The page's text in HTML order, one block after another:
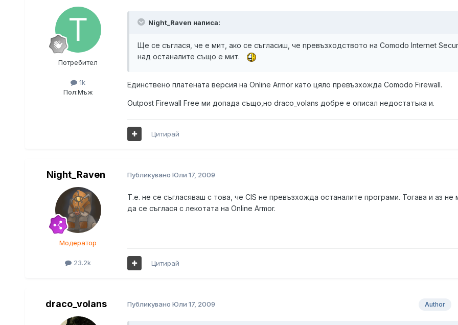
Потребител
1k
Пол:Мъж
Night_Raven написа:
Ще се съглася, че е мит, ако се съгласиш, че превъзходството на Comodo Internet
над останалите също е мит.
Единствено платената версия на Online Armor като цяло превъзхожда Comodo Firewall.
Outpost Firewall Free ми допада също,но draco_volans добре е описал недостатъка и.
Цитирай
Night_Raven
Модератор
23.2k
Публикувано Юли 17, 2009
Т.е. не се съгласяваш с това, че CIS не превъзхожда останалите програми. Тогава и аз не
да се съглася с лекотата на Online Armor.
Цитирай
draco_volans Author
Публикувано Юли 17, 2009